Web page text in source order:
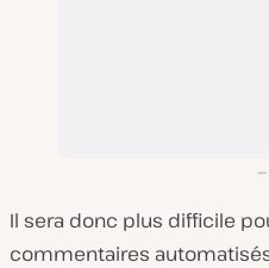
Il sera donc plus difficile
commentaires